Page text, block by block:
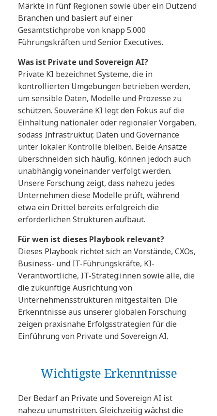
Märkte in fünf Regionen sowie über ein Dutzend
Branchen und basiert auf einer
Gesamtstichprobe von knapp 5.000
Führungskräften und Senior Executives.
Was ist Private und Sovereign AI?
Private KI bezeichnet Systeme, die in
kontrollierten Umgebungen betrieben werden,
um sensible Daten, Modelle und Prozesse zu
schützen. Souveräne KI legt den Fokus auf die
Einhaltung nationaler oder regionaler Vorgaben,
sodass Infrastruktur, Daten und Governance
unter lokaler Kontrolle bleiben. Beide Ansätze
überschneiden sich häufig, können jedoch auch
unabhängig voneinander verfolgt werden.
Unsere Forschung zeigt, dass nahezu jedes
Unternehmen diese Modelle prüft, während
etwa ein Drittel bereits erfolgreich die
erforderlichen Strukturen aufbaut.
Für wen ist dieses Playbook relevant?
Dieses Playbook richtet sich an Vorstände, CXOs,
Business- und IT-Führungskräfte, KI-
Verantwortliche, IT-Strateg:innen sowie alle, die
die zukünftige Ausrichtung von
Unternehmensstrukturen mitgestalten. Die
Erkenntnisse aus unserer globalen Forschung
zeigen praxisnahe Erfolgsstrategien für die
Einführung von Private und Sovereign AI.
Wichtigste Erkenntnisse
Der Bedarf an Private und Sovereign AI ist
nahezu unumstritten. Gleichzeitig wächst die